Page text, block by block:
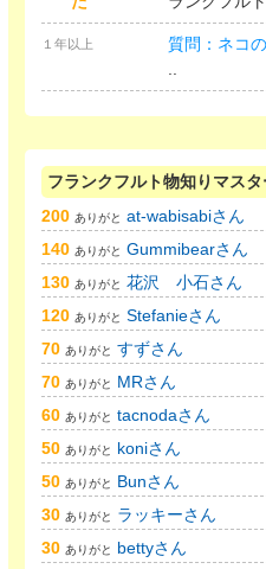
１年以上
質問：ネコ
フランクフルト物知りマスタ
200 ありがと at-wabisabiさん
140 ありがと Gummibearさん
130 ありがと 花沢 小石さん
120 ありがと Stefanieさん
70 ありがと すずさん
70 ありがと
MRさん
60 ありがと tacnodaさん
50 ありがと
koniさん
50 ありがと
Bunさん
30 ありがと
ラッキーさん
30 ありがと
bettyさん